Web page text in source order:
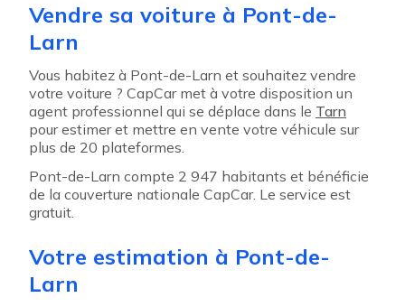
Vendre sa voiture à Pont-de-
Larn
Vous habitez à Pont-de-Larn et souhaitez vendre
votre voiture ? CapCar met à votre disposition un
agent professionnel qui se déplace dans le Tarn
pour estimer et mettre en vente votre véhicule sur
plus de 20 plateformes.
Pont-de-Larn compte 2 947 habitants et bénéficie
de la couverture nationale CapCar. Le service est
gratuit.
Votre estimation à Pont-de-
Larn